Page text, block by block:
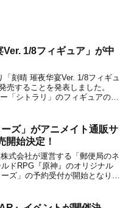
Ver. 1/8フィギュア」が中
刻晴 璀夜华宴Ver. 1/8フィギュ
売することを発表しました。
「シトラリ」のフィギュアの予
ズ」がアニメイト通販サ
開始決定！
式会社が運営する「郵便局のネ
ドRPG『原神』のオリジナル
ズ」の予約受付が開始となりま